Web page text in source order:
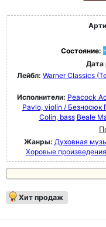
Состояние:
Дата
Лейбл: Warner Classics
Исполнители: Peacock
Pavlo, violin / Безносюк
Colin, bass Beale
Жанры: Духовная
Хоровые
Хит продаж